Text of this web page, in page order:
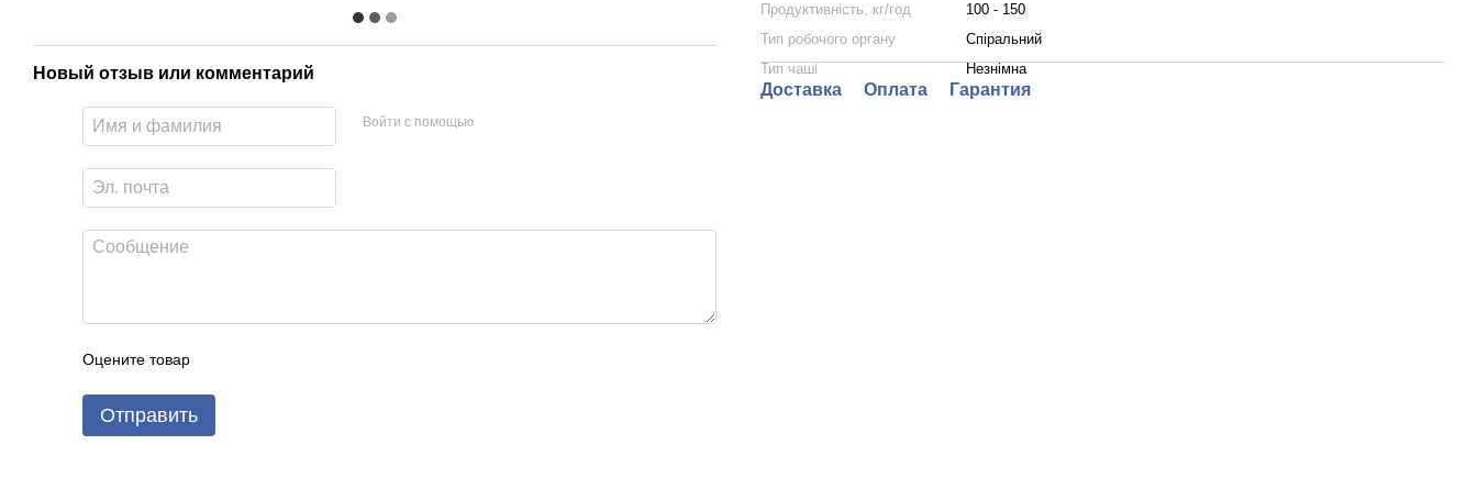
Новый отзыв или комментарий
Войти с помощью
Оцените товар
Отправить
Продуктивність, кг/год
100 - 150
Тип робочого органу
Спіральний
Тип чаші
Незнімна
Доставка Оплата Гарантия